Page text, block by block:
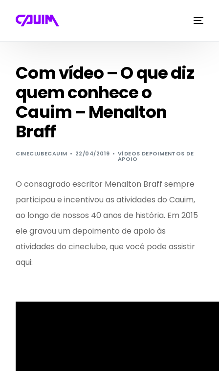
Com vídeo – O que diz
quem conhece o
Cauim – Menalton
Braff
CINECLUBECAUIM 22/04/2019 VÍDEOS DEPOIMENTOS DE
APOIO
O consagrado escritor Menalton Braff sempre
participou e incentivou as atividades do Cauim,
ao longo de nossos 40 anos de história. Em 2015
ele gravou um depoimento de apoio às
atividades do cineclube, que você pode assistir
aqui: